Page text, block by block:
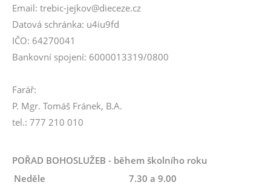
Email: trebic-jejkov@dieceze.cz
Datová schránka: u4iu9fd
IČO: 64270041
Bankovní spojení: 6000013319/0800
Farář:
P. Mgr. Tomáš Fránek, B.A.
tel.: 777 210 010
POŘAD BOHOSLUŽEB - během školního roku
Neděle
7.30 a 9.00